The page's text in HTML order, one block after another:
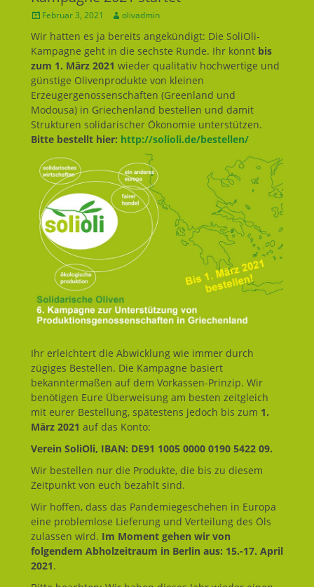
Geposted
Februar 3, 2021 Autorolivadmin
Wir hatten es ja bereits angekündigt: Die SoliOli-
Kampagne geht in die sechste Runde. Ihr könnt bis
zum 1. März 2021 wieder qualitativ hochwertige und
günstige Olivenprodukte von kleinen
Erzeugergenossenschaften (Greenland und
Modousa) in Griechenland bestellen und damit
Strukturen solidarischer Ökonomie unterstützen.
Bitte bestellt hier: http://solioli.de/bestellen/
Ihr erleichtert die Abwicklung wie immer durch
zügiges Bestellen. Die Kampagne basiert
bekanntermaßen auf dem Vorkassen-Prinzip. Wir
benötigen Eure Überweisung am besten zeitgleich
mit eurer Bestellung, spätestens jedoch bis zum 1.
März 2021 auf das Konto:
Verein SoliOli, IBAN: DE91 1005 0000 0190 5422 09.
Wir bestellen nur die Produkte, die bis zu diesem
Zeitpunkt von euch bezahlt sind.
Wir hoffen, dass das Pandemiegeschehen in Europa
eine problemlose Lieferung und Verteilung des Öls
zulassen wird. Im Moment gehen wir von
folgendem Abholzeitraum in Berlin aus: 15.-17. April
2021.